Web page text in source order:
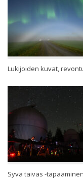
Lukijoiden kuvat,
Syvä taivas -